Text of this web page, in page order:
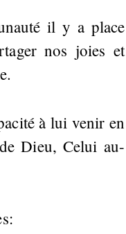
il y a place
nos joies et
à lui venir en
Dieu, Celui au-